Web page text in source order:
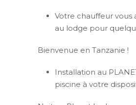
Votre chauffeur vous
au lodge pour
Bienvenue en Tanzanie !
Installation au
piscine à votre